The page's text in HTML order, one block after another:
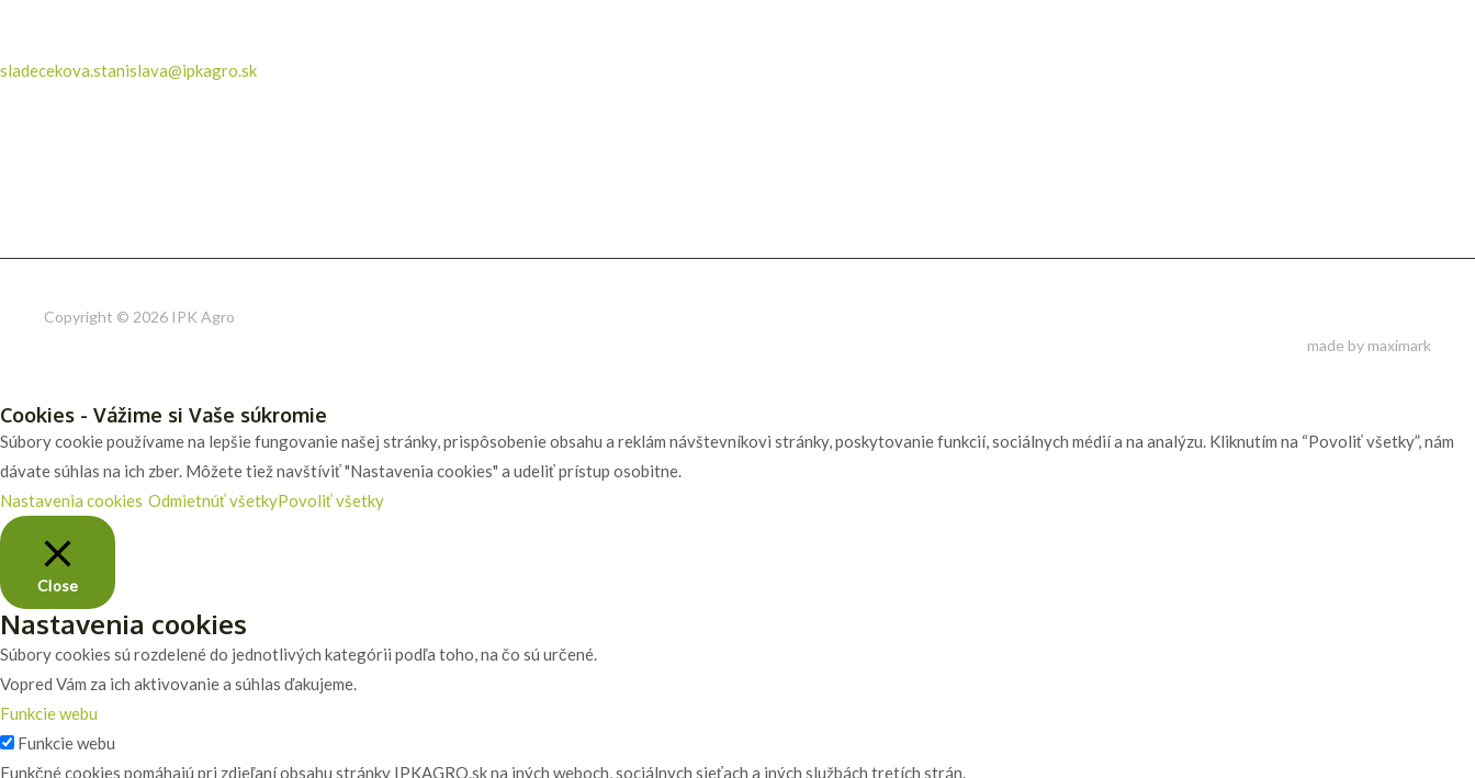
sladecekova.stanislava@ipkagro.sk
Copyright © 2026 IPK Agro
made by maximark
Cookies - Vážime si Vaše súkromie
Súbory cookie používame na lepšie fungovanie našej stránky, prispôsobenie obsahu a reklám návštevníkovi stránky, poskytovanie funkcií, sociálnych médií a na analýzu. Kliknutím na “Povoliť všetky”, nám
dávate súhlas na ich zber. Môžete tiež navštíviť "Nastavenia cookies" a udeliť prístup osobitne.
Nastavenia cookies Odmietnúť všetkyPovoliť všetky
Close
Nastavenia cookies
Súbory cookies sú rozdelené do jednotlivých kategórii podľa toho, na čo sú určené.
Vopred Vám za ich aktivovanie a súhlas ďakujeme.
Funkcie webu
Funkcie webu
Funkčné cookies pomáhajú pri zdieľaní obsahu stránky IPKAGRO.sk na iných weboch, sociálnych sieťach a iných službách tretích strán.